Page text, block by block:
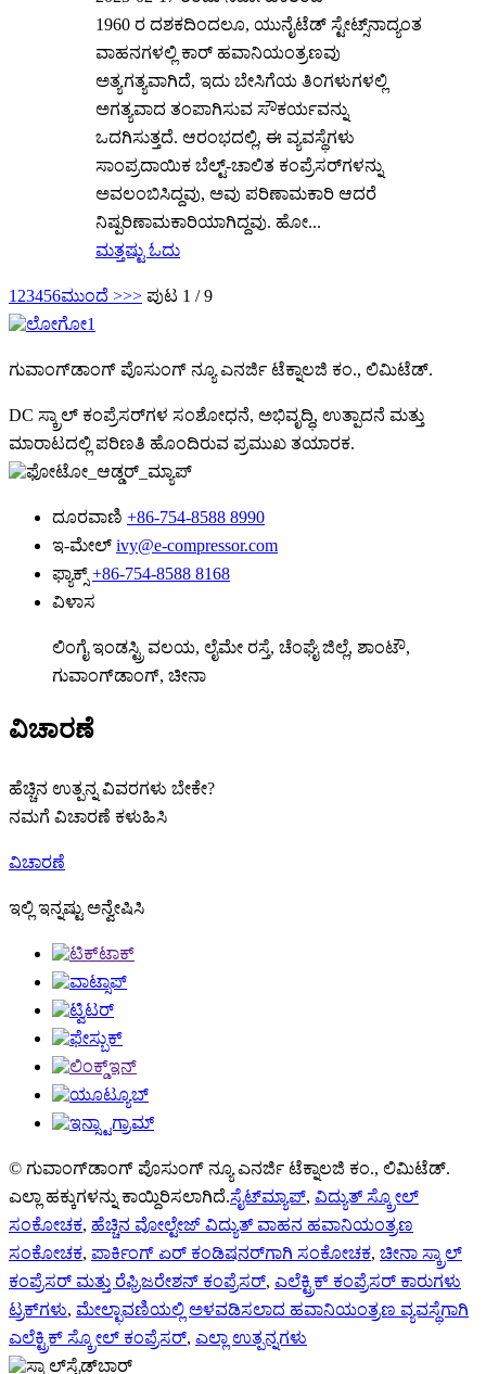
1960 ರ ದಶಕದಿಂದಲೂ, ಯುನೈಟೆಡ್ ಸ್ಟೇಟ್ಸ್‌ನಾದ್ಯಂತ
ವಾಹನಗಳಲ್ಲಿ ಕಾರ್ ಹವಾನಿಯಂತ್ರಣವು
ಅತ್ಯಗತ್ಯವಾಗಿದೆ, ಇದು ಬೇಸಿಗೆಯ ತಿಂಗಳುಗಳಲ್ಲಿ
ಅಗತ್ಯವಾದ ತಂಪಾಗಿಸುವ ಸೌಕರ್ಯವನ್ನು
ಒದಗಿಸುತ್ತದೆ. ಆರಂಭದಲ್ಲಿ, ಈ ವ್ಯವಸ್ಥೆಗಳು
ಸಾಂಪ್ರದಾಯಿಕ ಬೆಲ್ಟ್-ಚಾಲಿತ ಕಂಪ್ರೆಸರ್‌ಗಳನ್ನು
ಅವಲಂಬಿಸಿದ್ದವು, ಅವು ಪರಿಣಾಮಕಾರಿ ಆದರೆ
ನಿಷ್ಪರಿಣಾಮಕಾರಿಯಾಗಿದ್ದವು. ಹೋ...
ಮತ್ತಷ್ಟು ಓದು
1 23456ಮುಂದೆ >>> ಪುಟ 1 / 9
ಗುವಾಂಗ್‌ಡಾಂಗ್ ಪೊಸುಂಗ್ ನ್ಯೂ ಎನರ್ಜಿ ಟೆಕ್ನಾಲಜಿ ಕಂ., ಲಿಮಿಟೆಡ್.
DC ಸ್ಕ್ರಾಲ್ ಕಂಪ್ರೆಸರ್‌ಗಳ ಸಂಶೋಧನೆ, ಅಭಿವೃದ್ಧಿ, ಉತ್ಪಾದನೆ ಮತ್ತು
ಮಾರಾಟದಲ್ಲಿ ಪರಿಣತಿ ಹೊಂದಿರುವ ಪ್ರಮುಖ ತಯಾರಕ.
ದೂರವಾಣಿ +86-754-8588 8990
ಇ-ಮೇಲ್ ivy@e-compressor.com
ಫ್ಯಾಕ್ಸ್ +86-754-8588 8168
ವಿಳಾಸ
ಲಿಂಗೈ ಇಂಡಸ್ಟ್ರಿ ವಲಯ, ಲೈಮೇ ರಸ್ತೆ, ಚೆಂಘೈ ಜಿಲ್ಲೆ, ಶಾಂಟೌ,
ಗುವಾಂಗ್‌ಡಾಂಗ್, ಚೀನಾ
ವಿಚಾರಣೆ
ಹೆಚ್ಚಿನ ಉತ್ಪನ್ನ ವಿವರಗಳು ಬೇಕೇ?
ನಮಗೆ ವಿಚಾರಣೆ ಕಳುಹಿಸಿ
ವಿಚಾರಣೆ
ಇಲ್ಲಿ ಇನ್ನಷ್ಟು ಅನ್ವೇಷಿಸಿ
© ಗುವಾಂಗ್‌ಡಾಂಗ್ ಪೊಸುಂಗ್ ನ್ಯೂ ಎನರ್ಜಿ ಟೆಕ್ನಾಲಜಿ ಕಂ., ಲಿಮಿಟೆಡ್.
ಎಲ್ಲಾ ಹಕ್ಕುಗಳನ್ನು ಕಾಯ್ದಿರಿಸಲಾಗಿದೆ.ಸೈಟ್‌ಮ್ಯಾಪ್, ವಿದ್ಯುತ್ ಸ್ಕ್ರೋಲ್
ಸಂಕೋಚಕ, ಹೆಚ್ಚಿನ ವೋಲ್ಟೇಜ್ ವಿದ್ಯುತ್ ವಾಹನ ಹವಾನಿಯಂತ್ರಣ
ಸಂಕೋಚಕ, ಪಾರ್ಕಿಂಗ್ ಏರ್ ಕಂಡಿಷನರ್‌ಗಾಗಿ ಸಂಕೋಚಕ, ಚೀನಾ ಸ್ಕ್ರಾಲ್
ಕಂಪ್ರೆಸರ್ ಮತ್ತು ರೆಫ್ರಿಜರೇಶನ್ ಕಂಪ್ರೆಸರ್, ಎಲೆಕ್ಟ್ರಿಕ್ ಕಂಪ್ರೆಸರ್ ಕಾರುಗಳು
ಟ್ರಕ್‌ಗಳು, ಮೇಲ್ಛಾವಣಿಯಲ್ಲಿ ಅಳವಡಿಸಲಾದ ಹವಾನಿಯಂತ್ರಣ ವ್ಯವಸ್ಥೆಗಾಗಿ
ಎಲೆಕ್ಟ್ರಿಕ್ ಸ್ಕ್ರೋಲ್ ಕಂಪ್ರೆಸರ್, ಎಲ್ಲಾ ಉತ್ಪನ್ನಗಳು